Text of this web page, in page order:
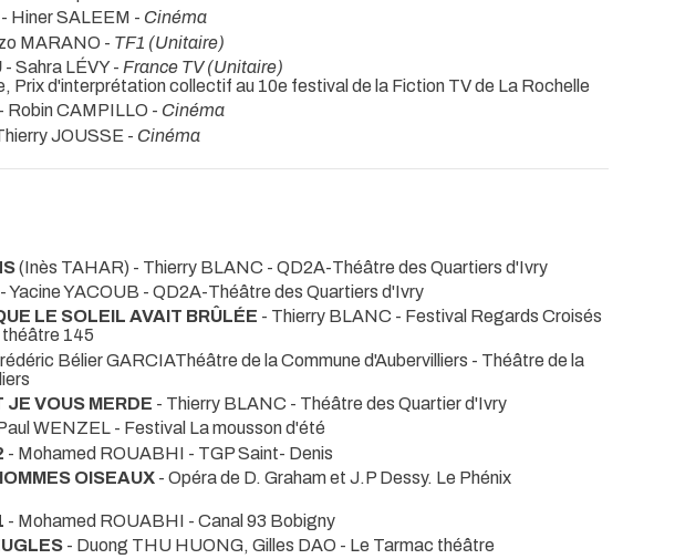
- Hiner SALEEM - Cinéma
MARANO - TF1 (Unitaire)
- Sahra LÉVY - France TV (Unitaire)
Prix d'interprétation collectif au 10e festival de la Fiction TV de La Rochelle
- Robin CAMPILLO - Cinéma
JOUSSE - Cinéma
(Inès TAHAR) - Thierry BLANC - QD2A-Théâtre des Quartiers d'Ivry
- Yacine YACOUB - QD2A-Théâtre des Quartiers d'Ivry
LE SOLEIL AVAIT BRÛLÉE - Thierry BLANC - Festival Regards Croisés
théâtre 145
Bélier GARCIAThéâtre de la Commune d'Aubervilliers - Théâtre de la
JE VOUS MERDE - Thierry BLANC - Théâtre des Quartier d'Ivry
WENZEL - Festival La mousson d'été
- Mohamed ROUABHI - TGP Saint- Denis
OISEAUX - Opéra de D. Graham et J.P Dessy. Le Phénix
- Mohamed ROUABHI - Canal 93 Bobigny
- Duong THU HUONG, Gilles DAO - Le Tarmac théâtre